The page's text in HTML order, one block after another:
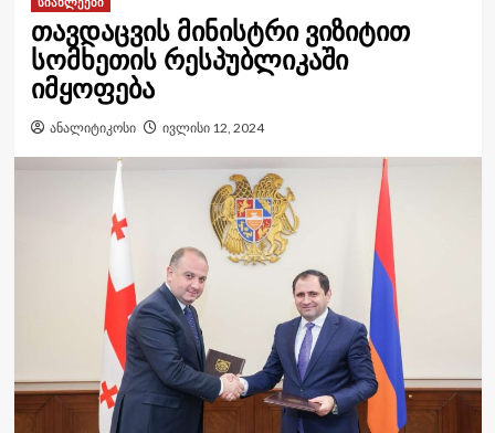
თავდაცვის მინისტრი ვიზიტით
სომხეთის რესპუბლიკაში
იმყოფება
ანალიტიკოსი ივლისი 12, 2024